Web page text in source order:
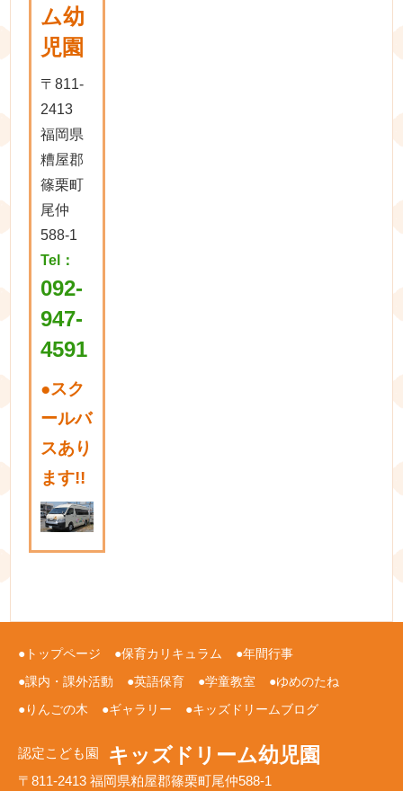
ム幼
児園
〒811-
2413
福岡県
糟屋郡
篠栗町
尾仲
588-1
Tel：
092-
947-
4591
●スク
ールバ
スあり
ます!!
トップページ 保育カリキュラム
年間行事
課内・課外活動
英語保育 学童教室
ゆめのたね
りんごの木
ギャラリー キッズドリームブログ
認定こども園 キッズドリーム幼児園
〒811-2413 福岡県粕屋郡篠栗町尾仲588-1